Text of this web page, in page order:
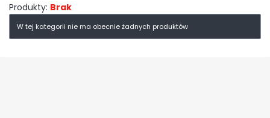
Produkty: Brak
Lista produktów
W tej kategorii nie ma obecnie żadnych produktów